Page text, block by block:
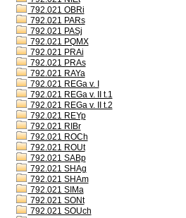
792.021 OBRi
792.021 PARs
792.021 PASj
792.021 PQMX
792.021 PRAi
792.021 PRAs
792.021 RAYa
792.021 REGa v. I
792.021 REGa v. II t.1
792.021 REGa v. II t.2
792.021 REYp
792.021 RIBr
792.021 ROCh
792.021 ROUt
792.021 SABp
792.021 SHAg
792.021 SHAm
792.021 SIMa
792.021 SONt
792.021 SOUch